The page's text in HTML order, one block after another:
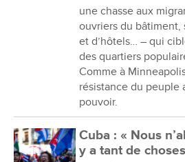
une chasse aux
ouvriers du bâtiment,
et d’hôtels… – qui
des quartiers
Comme à
résistance du peuple
pouvoir.
Cuba : « Nous
y a tant de